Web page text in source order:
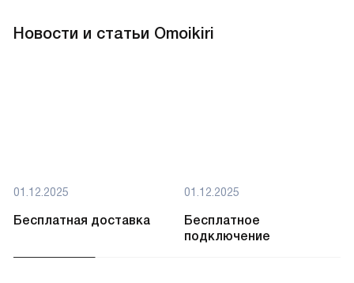
Новости и статьи Omoikiri
01.12.2025
Бесплатная доставка
01.12.2025
Бесплатное
подключение